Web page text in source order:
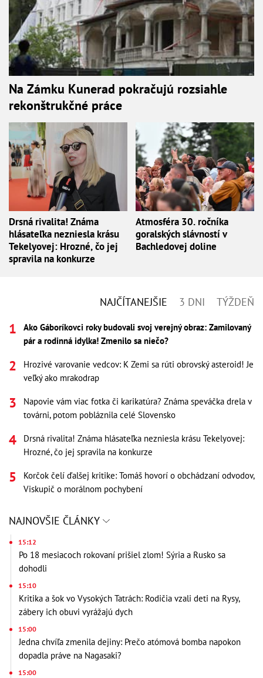
Na Zámku Kunerad pokračujú rozsiahle
rekonštrukčné práce
Drsná rivalita! Známa
hlásateľka nezniesla krásu
Tekelyovej: Hrozné, čo jej
spravila na konkurze
Atmosféra 30. ročníka
goralských slávností v
Bachledovej doline
NAJČÍTANEJŠIE 3 DNI TÝŽDEŇ
Ako Gáboríkovci roky budovali svoj verejný obraz: Zamilovaný
pár a rodinná idylka! Zmenilo sa niečo?
Hrozivé varovanie vedcov: K Zemi sa rúti obrovský asteroid! Je
veľký ako mrakodrap
Napovie vám viac fotka či karikatúra? Známa speváčka drela v
továrni, potom pobláznila celé Slovensko
Drsná rivalita! Známa hlásateľka nezniesla krásu Tekelyovej:
Hrozné, čo jej spravila na konkurze
Korčok čelí ďalšej kritike: Tomáš hovorí o obchádzaní odvodov,
Viskupič o morálnom pochybení
NAJNOVŠIE ČLÁNKY
15:12
Po 18 mesiacoch rokovaní prišiel zlom! Sýria a Rusko sa
dohodli
15:10
Kritika a šok vo Vysokých Tatrách: Rodičia vzali deti na Rysy,
zábery ich obuvi vyrážajú dych
15:00
Jedna chvíľa zmenila dejiny: Prečo atómová bomba napokon
dopadla práve na Nagasaki?
15:00